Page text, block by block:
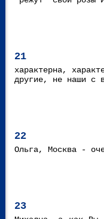
21
характерна,
другие, не наши с
22
Ольга, Москва -
23